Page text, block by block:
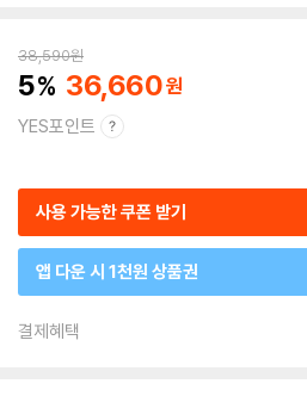
38,590원
5 36,660
YES포인트
사용 가능한 쿠폰 받기
앱 다운 시 1천원 상품권
결제혜택